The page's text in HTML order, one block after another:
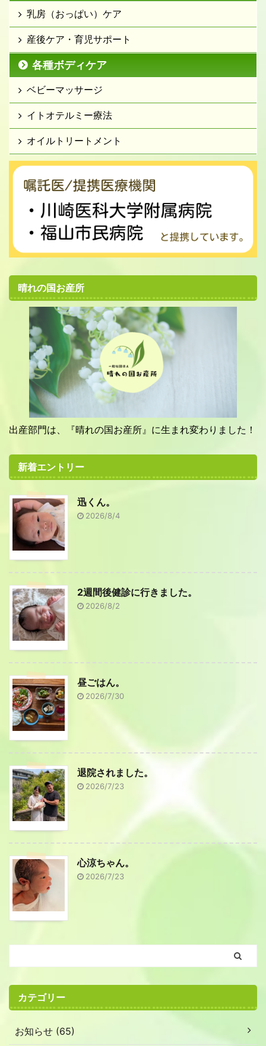
乳房（おっぱい）ケア
産後ケア・育児サポート
各種ボディケア
ベビーマッサージ
イトオテルミー療法
オイルトリートメント
晴れの国お産所
出産部門は、『晴れの国お産所』に生まれ変わりました！
新着エントリー
迅くん。
2026/8/4
2週間後健診に行きました。
2026/8/2
昼ごはん。
2026/7/30
退院されました。
2026/7/23
心涼ちゃん。
2026/7/23
カテゴリー
お知らせ (65)